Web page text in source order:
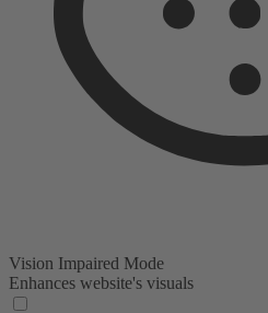
Vision Impaired Mode
Enhances website's visuals